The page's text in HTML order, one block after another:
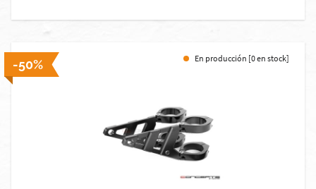
-50% En producción [0 en stock]